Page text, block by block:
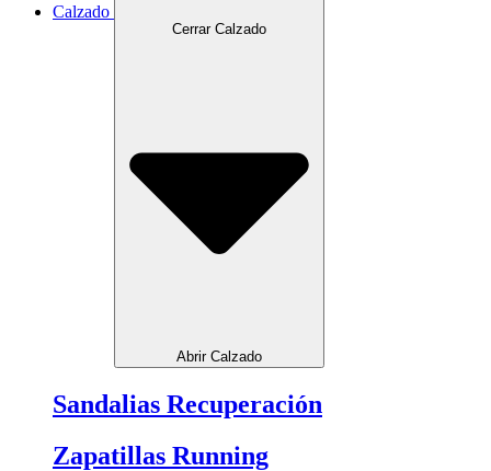
Calzado
Cerrar Calzado
Abrir Calzado
Sandalias Recuperación
Zapatillas Running